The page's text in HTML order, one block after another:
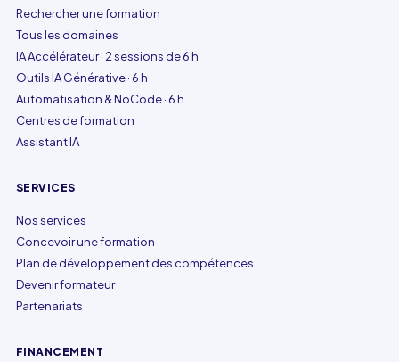
Rechercher une formation
Tous les domaines
IA Accélérateur · 2 sessions de 6 h
Outils IA Générative · 6 h
Automatisation & NoCode · 6 h
Centres de formation
Assistant IA
SERVICES
Nos services
Concevoir une formation
Plan de développement des compétences
Devenir formateur
Partenariats
FINANCEMENT